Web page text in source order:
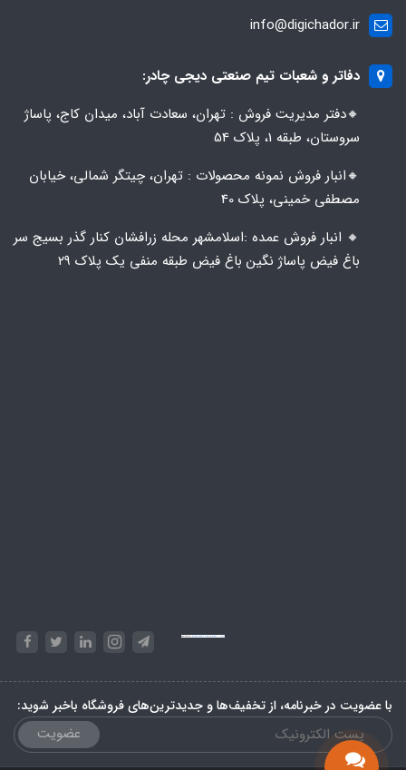
info@digichador.ir
دفاتر و شعبات تیم صنعتی دیجی چادر:
🔸️​​دفتر مدیریت فروش : تهران، سعادت آباد، میدان کاج، پاساژ
سروستان، طبقه 1، پلاک 54
🔸️​​انبار فروش نمونه محصولات : تهران، چیتگر شمالی، خیابان
مصطفی خمینی، پلاک 40
🔸️ انبار فروش عمده :اسلامشهر محله زرافشان کنار گذر بسیج سر
باغ فیض پاساژ نگین باغ فیض طبقه منفی یک پلاک ۲۹
Powered by Embed Google Maps & Phase 10 rules
با عضویت در خبرنامه، از تخفیف‌ها و جدیدترین‌های فروشگاه باخبر شوید:
عضویت